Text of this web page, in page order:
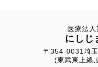
医療法
にしじ
〒354-0031埼
(東武東上線